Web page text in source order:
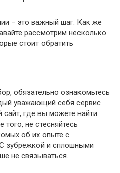
– это важный шаг. Как же
рассмотрим несколько
стоит обратить
обязательно ознакомьтесь
уважающий себя сервис
где вы можете найти
не стесняйтесь
об их опыте с
зубрежкой и сплошными
не связываться.